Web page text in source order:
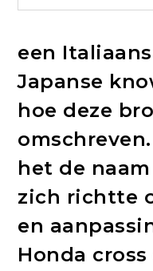
een
Japanse
hoe deze
het de
zich richtte
en
Honda